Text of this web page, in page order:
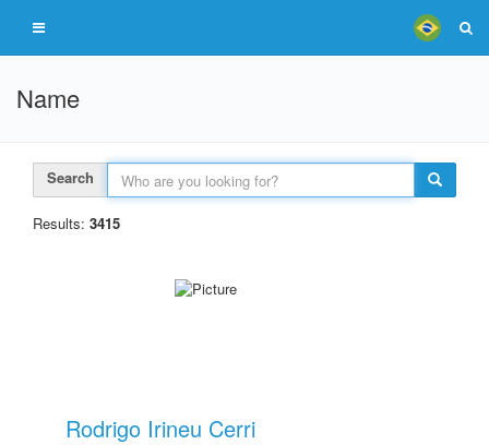
Name
Search
Results: 3415
Rodrigo Irineu Cerri